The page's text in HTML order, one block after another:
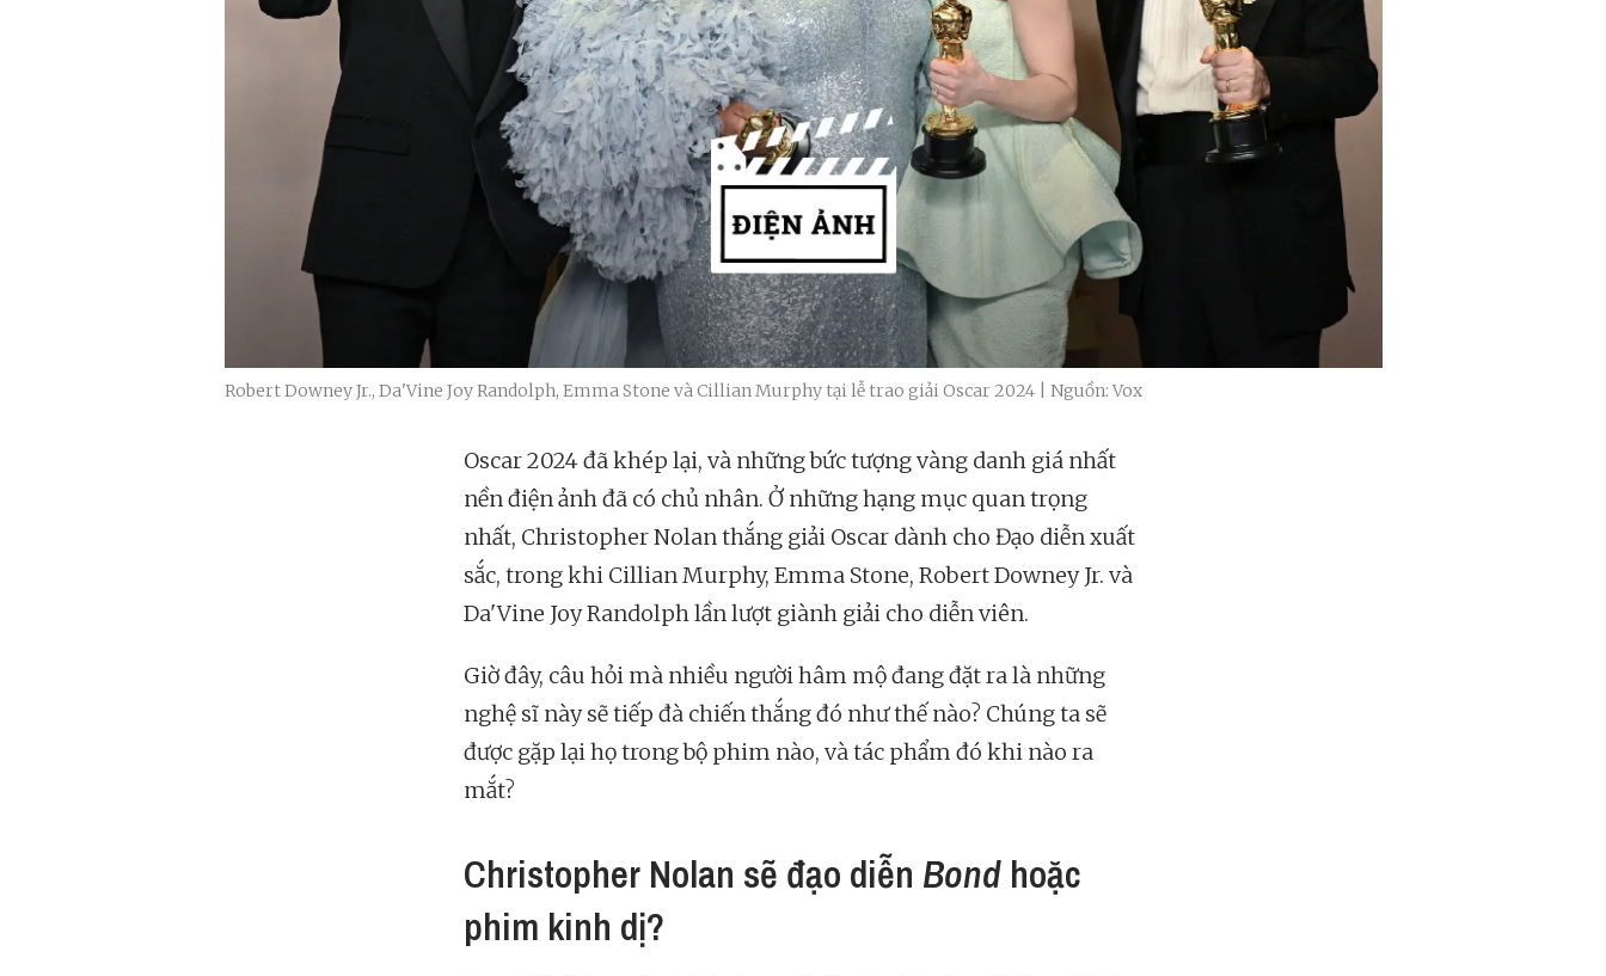
Robert Downey Jr., Da'Vine Joy Randolph, Emma Stone và Cillian Murphy tại lễ trao giải Oscar 2024 | Nguồn: Vox
Oscar 2024 đã khép lại, và những bức tượng vàng danh giá nhất
nền điện ảnh đã có chủ nhân. Ở những hạng mục quan trọng
nhất, Christopher Nolan thắng giải Oscar dành cho Đạo diễn xuất
sắc, trong khi Cillian Murphy, Emma Stone, Robert Downey Jr. và
Da'Vine Joy Randolph lần lượt giành giải cho diễn viên.
Giờ đây, câu hỏi mà nhiều người hâm mộ đang đặt ra là những
nghệ sĩ này sẽ tiếp đà chiến thắng đó như thế nào? Chúng ta sẽ
được gặp lại họ trong bộ phim nào, và tác phẩm đó khi nào ra
mắt?
Christopher Nolan sẽ đạo diễn Bond hoặc
phim kinh dị?